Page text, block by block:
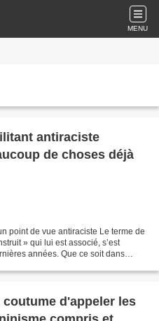
MENU
antiraciste
de choses déjà
point de vue antiraciste Le terme de
» qui lui est associé, s’est
années. Que ce soit dans
d'appeler les